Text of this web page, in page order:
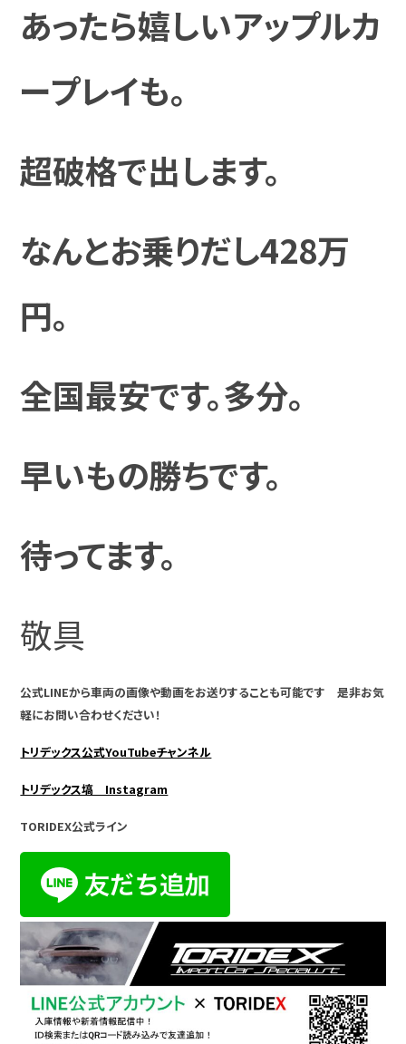
あったら嬉しいアップルカ
ープレイも。
超破格で出します。
なんとお乗りだし428万
円。
全国最安です。多分。
早いもの勝ちです。
待ってます。
敬具
公式LINEから車両の画像や動画をお送りすることも可能です 是非お気
軽にお問い合わせください！
トリデックス公式YouTubeチャンネル
トリデックス塙 Instagram
TORIDEX公式ライン